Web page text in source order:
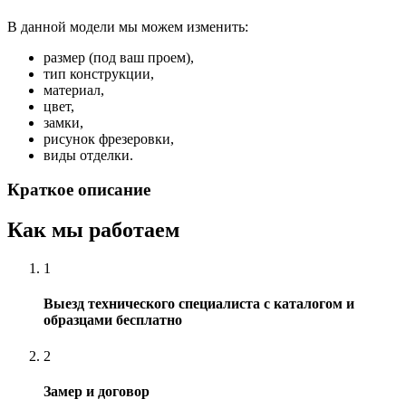
В данной модели мы можем изменить:
размер (под ваш проем),
тип конструкции,
материал,
цвет,
замки,
рисунок фрезеровки,
виды отделки.
Краткое описание
Как мы работаем
1
Выезд технического специалиста с каталогом и
образцами бесплатно
2
Замер и договор